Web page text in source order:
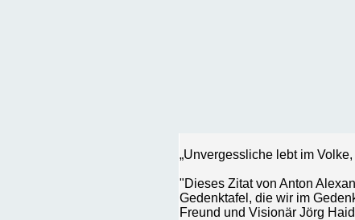
„Unvergessliche lebt im
"Dieses Zitat von Anton
Gedenktafel, die wir im
Freund und Visionär Jörg